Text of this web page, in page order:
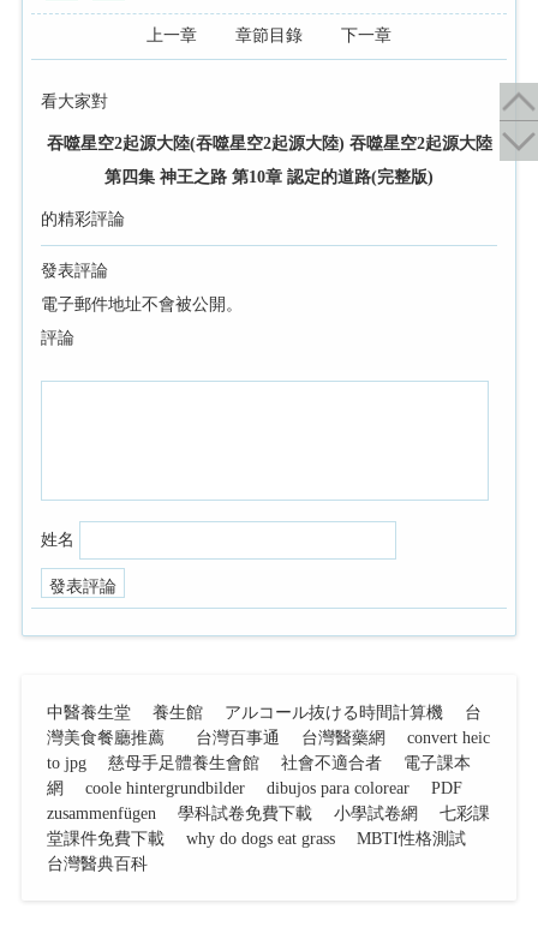
上一章 章節目錄 下一章
看大家對
吞噬星空2起源大陸(吞噬星空2起源大陸) 吞噬星空2起源大陸
第四集 神王之路 第10章 認定的道路(完整版)
的精彩評論
發表評論
電子郵件地址不會被公開。
評論
姓名
中醫養生堂 養生館 アルコール抜ける時間計算機
台
灣美食餐廳推薦
台灣百事通 台灣醫藥網
convert heic
to jpg
慈母手足體養生會館 社會不適合者
電子課本
網
coole hintergrundbilder dibujos para colorear
PDF
zusammenfügen
學科試卷免費下載 小學試卷網
七彩課
堂課件免費下載
why do dogs eat grass
MBTI性格測試
台灣醫典百科